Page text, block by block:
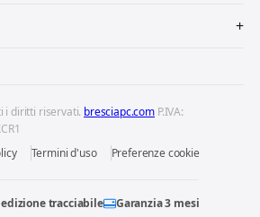
i diritti riservati. bresciapc.com P.IVA:
Termini d'uso Preferenze cookie
tracciabile Garanzia 3 mesi